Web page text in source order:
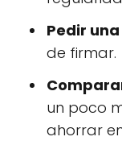
Pedir
de firmar.
un poco
ahorrar